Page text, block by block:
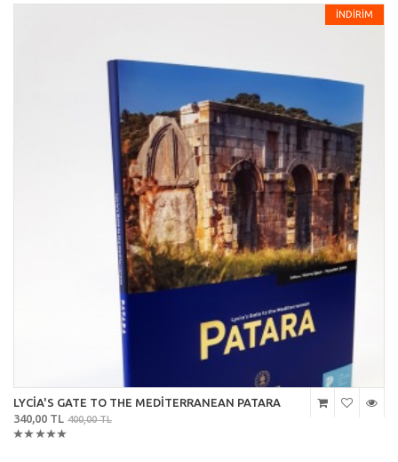
İNDİRİM
LYCİA'S GATE TO THE MEDİTERRANEAN PATARA
340,00 TL 400,00 TL